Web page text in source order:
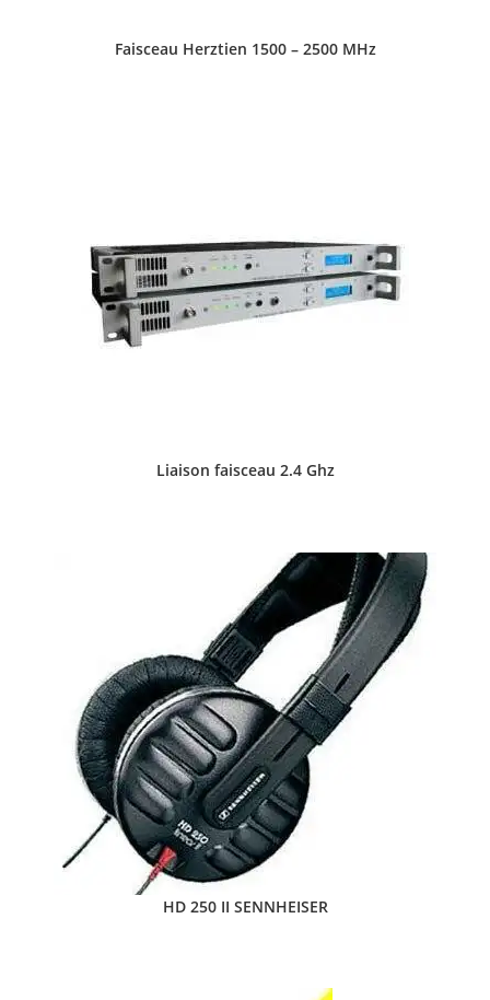
Faisceau Herztien 1500 – 2500 MHz
Liaison faisceau 2.4 Ghz
HD 250 II SENNHEISER